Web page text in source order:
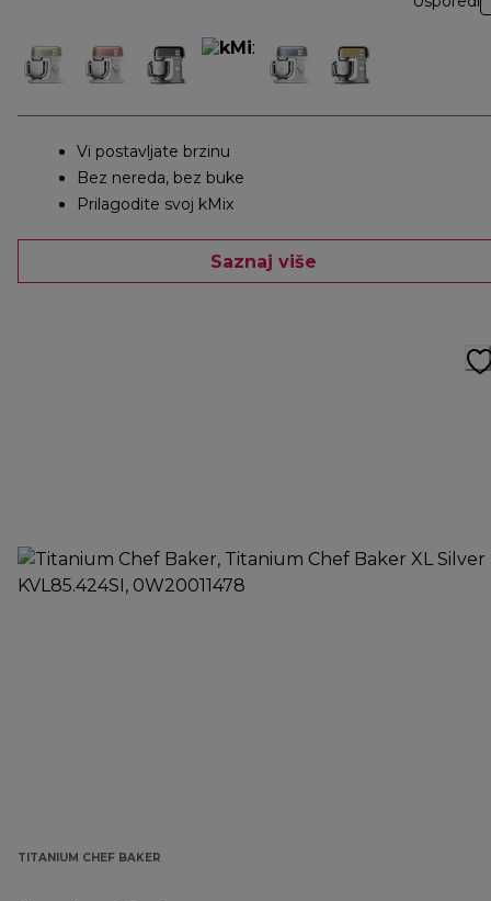
Vi postavljate brzinu
Bez nereda, bez buke
Prilagodite svoj kMix
Saznaj više
TITANIUM CHEF BAKER